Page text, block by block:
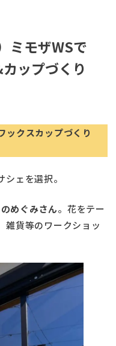
ミモザWSで
ップづくり
ックスカップづくり
ェを選択。
めぐみさん。花をテー
雑貨等のワークショッ